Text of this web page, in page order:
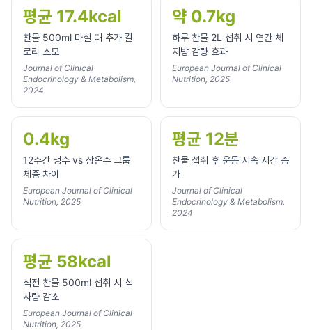
평균 17.4kcal
찬물 500ml 마실 때 추가 칼
로리 소모
Journal of Clinical
Endocrinology & Metabolism,
2024
약 0.7kg
하루 찬물 2L 섭취 시 연간 체
지방 감량 효과
European Journal of Clinical
Nutrition, 2025
0.4kg
12주간 냉수 vs 상온수 그룹
체중 차이
European Journal of Clinical
Nutrition, 2025
평균 12분
찬물 섭취 후 운동 지속 시간 증
가
Journal of Clinical
Endocrinology & Metabolism,
2024
평균 58kcal
식전 찬물 500ml 섭취 시 식
사량 감소
European Journal of Clinical
Nutrition, 2025